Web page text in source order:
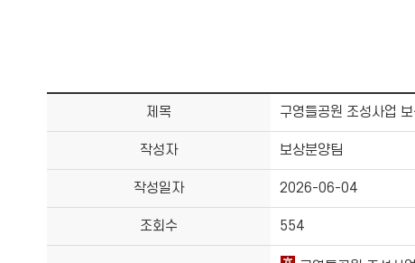
제목 구영들공원 조성사업
작성자 보상분양팀
작성일자 2026-06-04
조회수 554